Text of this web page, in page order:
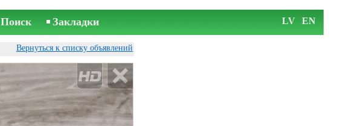
Поиск Закладки LV EN
Вернуться к списку объявлений